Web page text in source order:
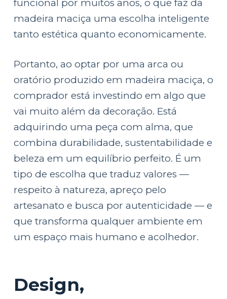
funcional por muitos anos, o que faz da
madeira maciça uma escolha inteligente
tanto estética quanto economicamente.
Portanto, ao optar por uma arca ou
oratório produzido em madeira maciça, o
comprador está investindo em algo que
vai muito além da decoração. Está
adquirindo uma peça com alma, que
combina durabilidade, sustentabilidade e
beleza em um equilíbrio perfeito. É um
tipo de escolha que traduz valores —
respeito à natureza, apreço pelo
artesanato e busca por autenticidade — e
que transforma qualquer ambiente em
um espaço mais humano e acolhedor.
Design,